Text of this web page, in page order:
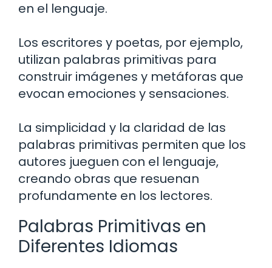
en el lenguaje.
Los escritores y poetas, por ejemplo,
utilizan palabras primitivas para
construir imágenes y metáforas que
evocan emociones y sensaciones.
La simplicidad y la claridad de las
palabras primitivas permiten que los
autores jueguen con el lenguaje,
creando obras que resuenan
profundamente en los lectores.
Palabras Primitivas en
Diferentes Idiomas